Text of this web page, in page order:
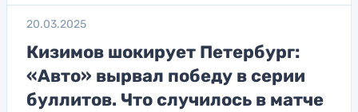
20.03.2025
Кизимов шокирует Петербург:
«Авто» вырвал победу в серии
буллитов. Что случилось в матче